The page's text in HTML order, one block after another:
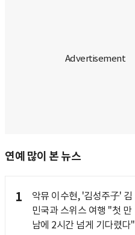
연예 많이 본 뉴스
1
악뮤 이수현, '김성주子' 김
민국과 스위스 여행 "첫 만
남에 2시간 넘게 기다렸다"